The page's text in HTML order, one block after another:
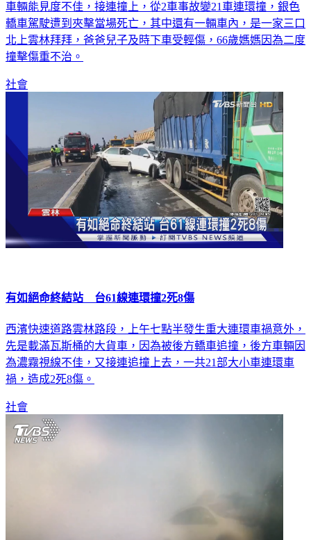
車輛能見度不佳，接連撞上，從2車事故變21車連環撞，銀色
轎車駕駛遭到夾擊當場死亡，其中還有一輛車內，是一家三口
北上雲林拜拜，爸爸兒子及時下車受輕傷，66歲媽媽因為二度
撞擊傷重不治。
社會
有如絕命終結站 台61線連環撞2死8傷
西濱快速道路雲林路段，上午七點半發生重大連環車禍意外，
先是載滿瓦斯桶的大貨車，因為被後方轎車追撞，後方車輛因
為濃霧視線不佳，又接連追撞上去，一共21部大小車連環車
禍，造成2死8傷。
社會